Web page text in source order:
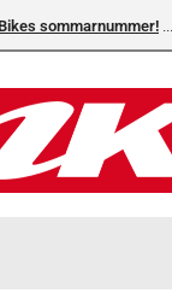
sommarnummer!